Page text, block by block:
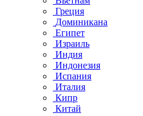
Греция
Доминикана
Египет
Израиль
Индия
Индонезия
Испания
Италия
Кипр
Китай